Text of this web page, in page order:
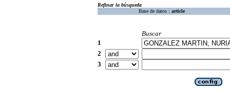
Refinar la búsqueda
Base de datos : article
Buscar
1
2
3